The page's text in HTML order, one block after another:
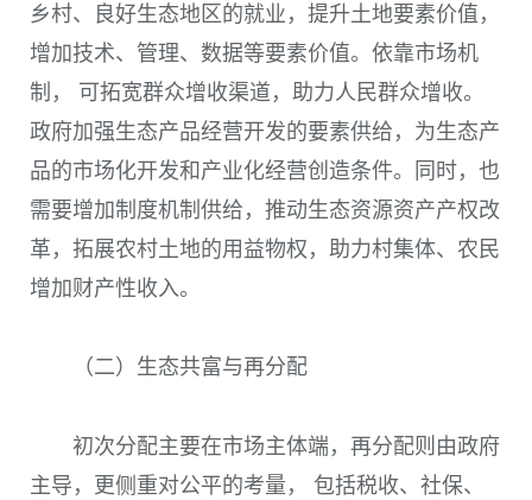
乡村、良好生态地区的就业，提升土地要素价值，
增加技术、管理、数据等要素价值。依靠市场机
制， 可拓宽群众增收渠道，助力人民群众增收。
政府加强生态产品经营开发的要素供给，为生态产
品的市场化开发和产业化经营创造条件。同时，也
需要增加制度机制供给，推动生态资源资产产权改
革，拓展农村土地的用益物权，助力村集体、农民
增加财产性收入。
（二）生态共富与再分配
初次分配主要在市场主体端，再分配则由政府
主导，更侧重对公平的考量， 包括税收、社保、